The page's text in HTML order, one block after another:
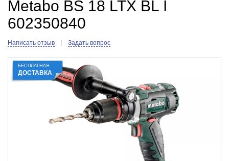
Metabo BS 18 LTX BL I
602350840
Написать отзыв Задать вопрос
БЕСПЛАТНАЯ
ДОСТАВКА